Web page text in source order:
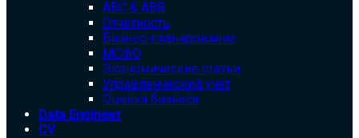
ABC & ABB
Отчетность
Бизнес-планирование
МСФО
Экономические статьи
Управленческий учет
Оценка бизнеса
Data Engineer
CV